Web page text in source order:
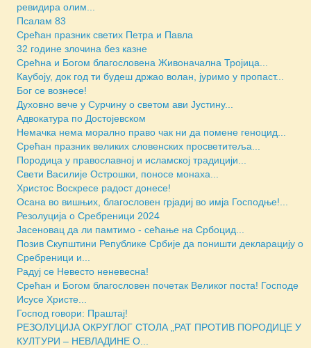
ревидира олим...
Псалам 83
Срећан празник светих Петра и Павла
32 године злочина без казне
Срећна и Богом благословена Живоначална Тројица...
Каубоју, док год ти будеш држао волан, јуримо у пропаст...
Бoг се вознесе!
Духовно вече у Сурчину о светом ави Јустину...
Адвокатура по Достојевском
Немачка нема морално право чак ни да помене геноцид...
Срећан празник великих словенских просветитеља...
Породица у православној и исламској традицији...
Свети Василије Острошки, поносе монаха...
Христос Воскресе радост донесе!
Осана во вишњих, благословен грјадиј во имја Господње!...
Резолуција о Сребреници 2024
Јасеновац да ли памтимо - сећање на Србоцид...
Позив Скупштини Републике Србије да поништи декларацију о
Сребреници и...
Радуј се Невесто неневесна!
Срећан и Богом благословен почетак Великог поста! Господе
Исусе Христе...
Господ говори: Праштај!
РЕЗОЛУЦИЈА ОКРУГЛОГ СТОЛА „РАТ ПРОТИВ ПОРОДИЦЕ У
КУЛТУРИ – НЕВЛАДИНЕ О...